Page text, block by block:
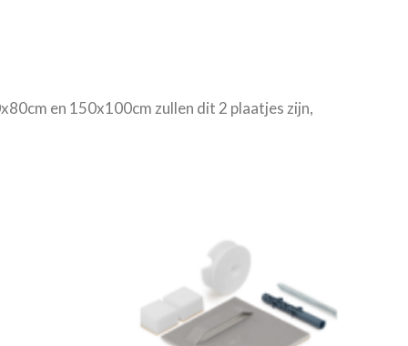
en 150x100cm zullen dit 2 plaatjes zijn,